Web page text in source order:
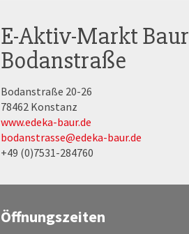
E-Aktiv-Markt Baur
Bodanstraße
Bodanstraße 20-26
78462 Konstanz
www.edeka-baur.de
bodanstrasse@edeka-baur.de
+49 (0)7531-284760
Öffnungszeiten